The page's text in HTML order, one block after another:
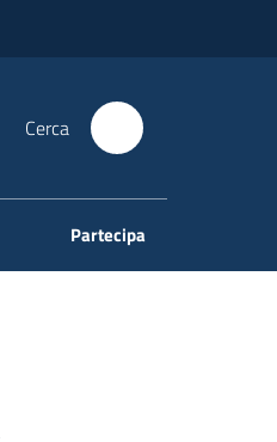
Cerca
Partecipa